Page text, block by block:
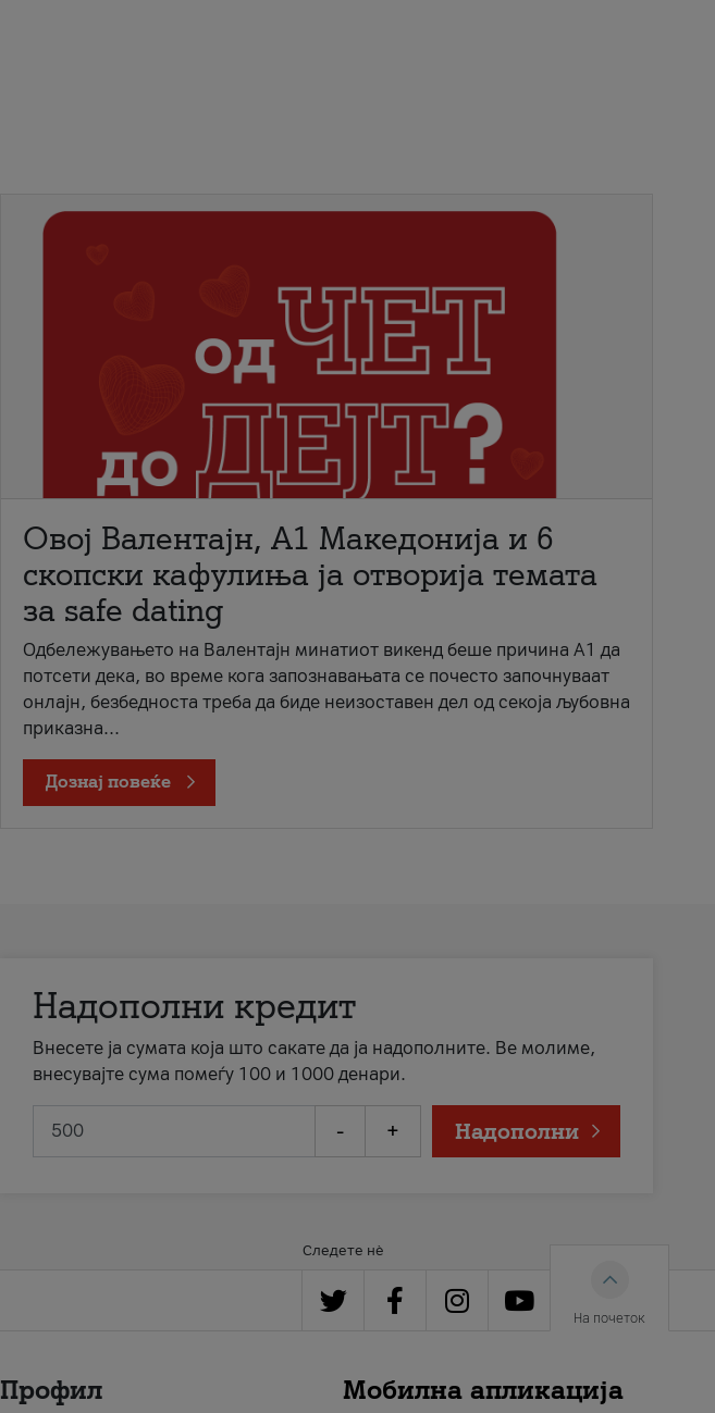
Овој Валентајн, A1 Македонија и 6
скопски кафулиња ја отворија темата
за safe dating
Одбележувањето на Валентајн минатиот викенд беше причина А1 да
потсети дека, во време кога запознавањата се почесто започнуваат
онлајн, безбедноста треба да биде неизоставен дел од секоја љубовна
приказна...
Дознај повеќе
Надополни кредит
Внесете ја сумата која што сакате да ја надополните. Ве молиме,
внесувајте сума помеѓу 100 и 1000 денари.
- + Надополни
Следете нè
На почеток
Профил Мобилна апликација